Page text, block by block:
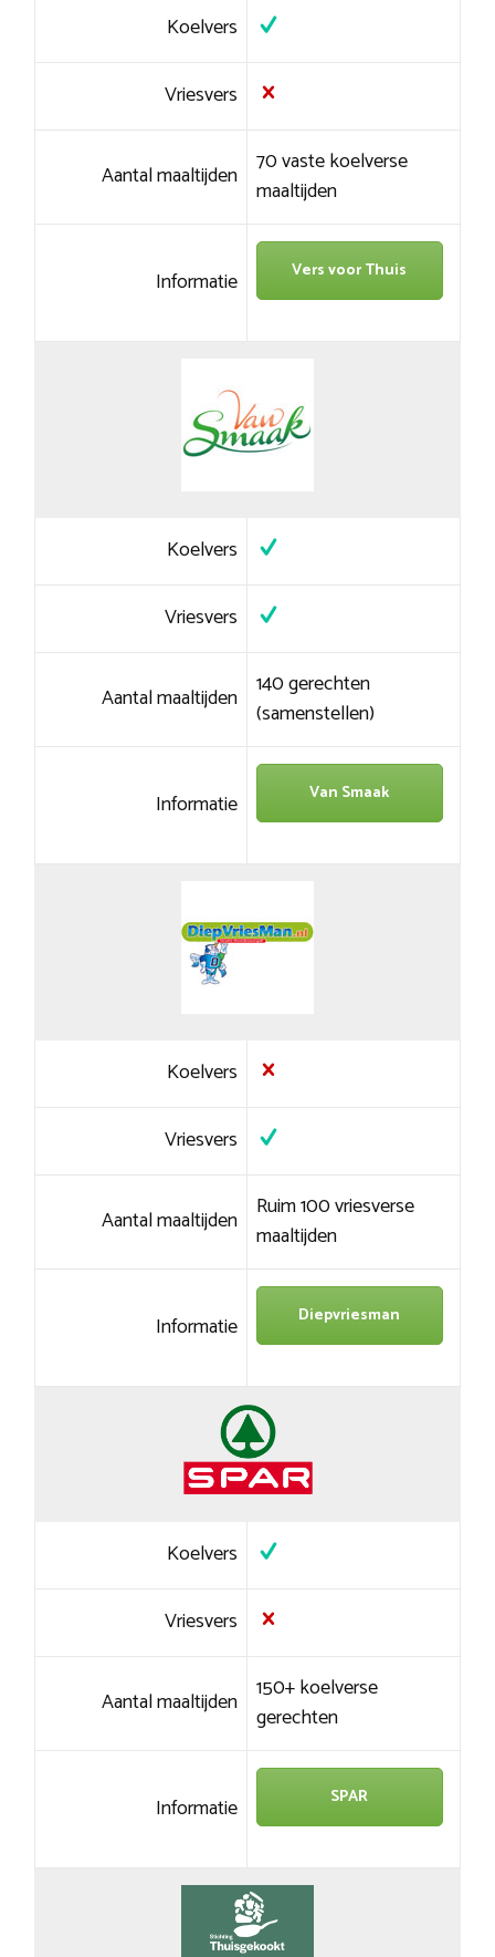
Koelvers
Vriesvers
Aantal maaltijden 70 vaste koelverse
maaltijden
Informatie Vers voor Thuis
Koelvers
Vriesvers
Aantal maaltijden 140 gerechten
(samenstellen)
Informatie Van Smaak
Koelvers
Vriesvers
Aantal maaltijden Ruim 100 vriesverse
maaltijden
Informatie Diepvriesman
Koelvers
Vriesvers
Aantal maaltijden 150+ koelverse
gerechten
Informatie SPAR